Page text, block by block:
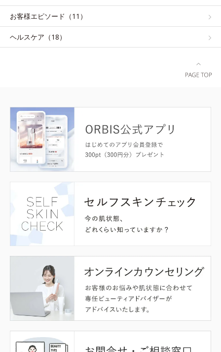
お客様エピソード（11）
ヘルスケア（18）